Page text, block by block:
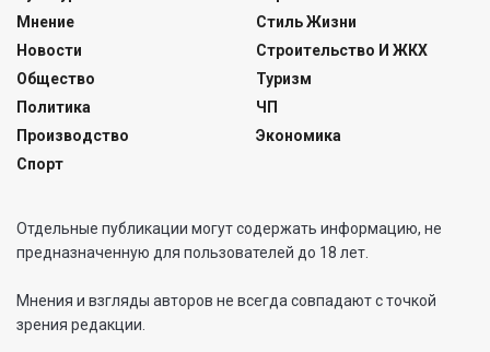
Мнение
Новости
Общество
Политика
Производство
Спорт
Стиль Жизни
Строительство И ЖКХ
Туризм
ЧП
Экономика
Отдельные публикации могут содержать информацию, не
предназначенную для пользователей до 18 лет.
Мнения и взгляды авторов не всегда совпадают с точкой
зрения редакции.